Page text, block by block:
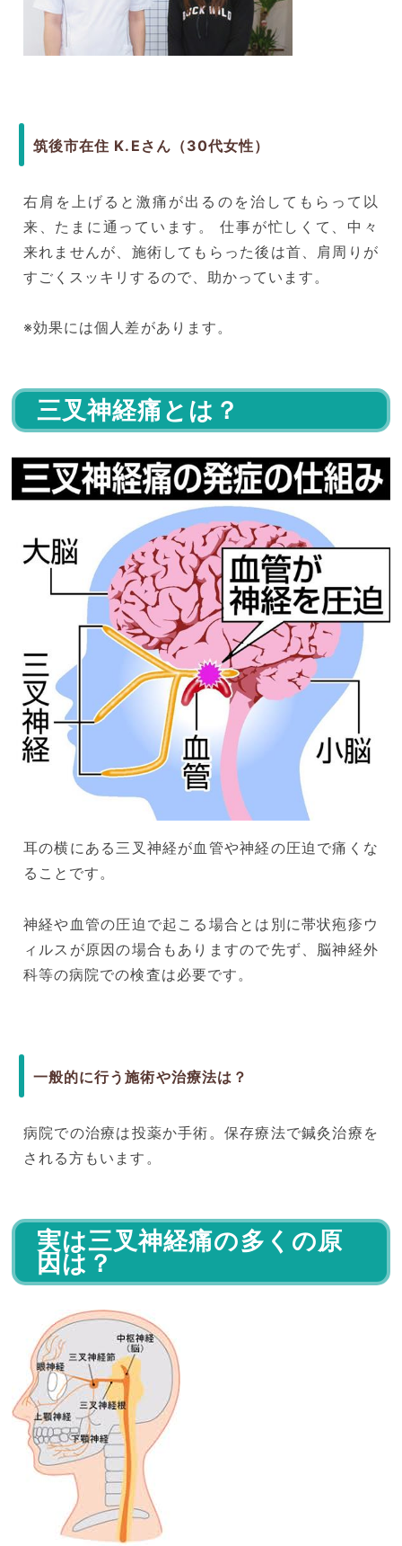
筑後市在住 K.Eさん（30代女性）
右肩を上げると激痛が出るのを治してもらって以
来、たまに通っています。 仕事が忙しくて、中々
来れませんが、施術してもらった後は首、肩周りが
すごくスッキリするので、助かっています。
※効果には個人差があります。
三叉神経痛とは？
耳の横にある三叉神経が血管や神経の圧迫で痛くな
ることです。
神経や血管の圧迫で起こる場合とは別に帯状疱疹ウ
ィルスが原因の場合もありますので先ず、脳神経外
科等の病院での検査は必要です。
一般的に行う施術や治療法は？
病院での治療は投薬か手術。保存療法で鍼灸治療を
される方もいます。
実は三叉神経痛の多くの原
因は？